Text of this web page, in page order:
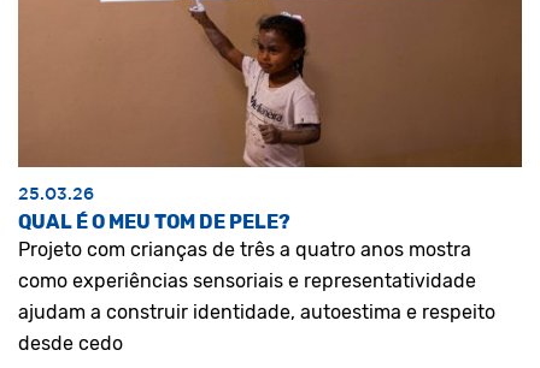
25.03.26
QUAL É O MEU TOM DE PELE?
Projeto com crianças de três a quatro anos mostra
como experiências sensoriais e representatividade
ajudam a construir identidade, autoestima e respeito
desde cedo